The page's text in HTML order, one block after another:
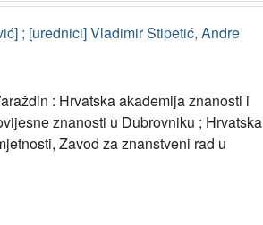
; [urednici] Vladimir Stipetić, Andre
: Hrvatska akademija znanosti i
znanosti u Dubrovniku ; Hrvatska
Zavod za znanstveni rad u